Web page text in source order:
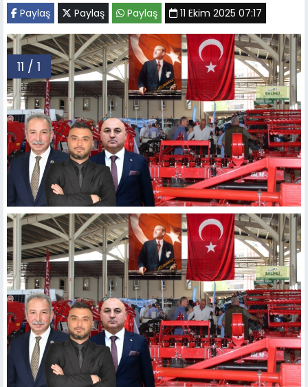
Paylaş Paylaş Paylaş 11 Ekim 2025 07:17
11 / 1